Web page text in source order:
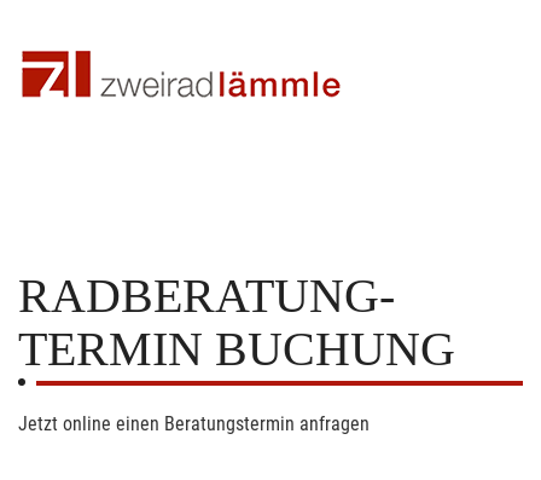
RADBERATUNG-
TERMIN BUCHUNG
Jetzt online einen Beratungstermin anfragen